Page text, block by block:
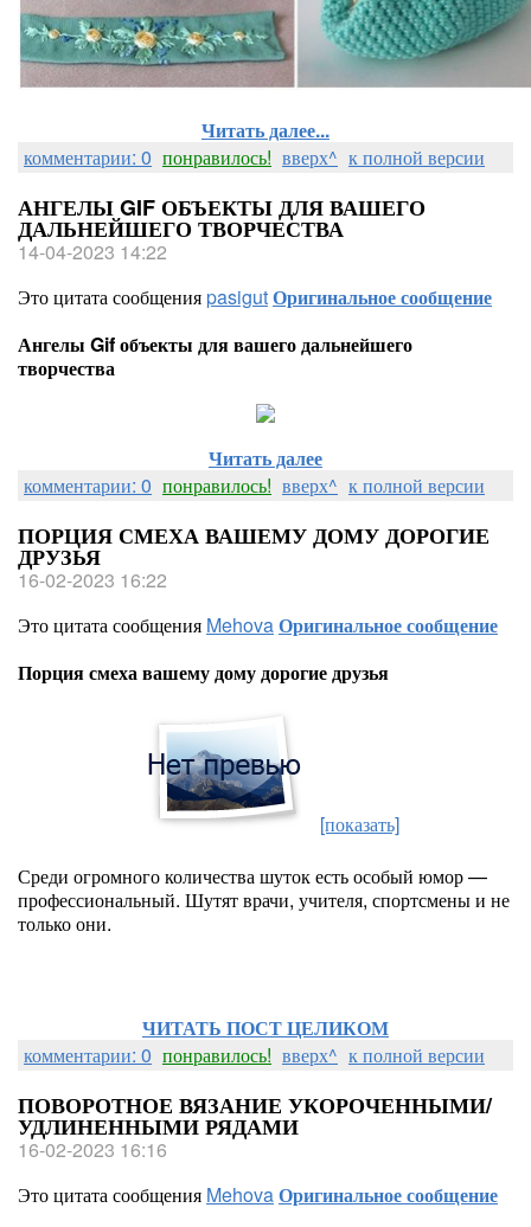
Читать далее...
комментарии: 0 понравилось! вверх^ к полной версии
АНГЕЛЫ GIF ОБЪЕКТЫ ДЛЯ ВАШЕГО
ДАЛЬНЕЙШЕГО ТВОРЧЕСТВА
14-04-2023 14:22
Это цитата сообщенияpasigutОригинальное сообщение
Ангелы Gif объекты для вашего дальнейшего
творчества
Читать далее
комментарии: 0 понравилось! вверх^ к полной версии
ПОРЦИЯ СМЕХА ВАШЕМУ ДОМУ ДОРОГИЕ
ДРУЗЬЯ
16-02-2023 16:22
Это цитата сообщения MehovaОригинальное сообщение
Порция смеха вашему дому дорогие друзья
[показать]
Среди огромного количества шуток есть особый юмор —
профессиональный. Шутят врачи, учителя, спортсмены и не
только они.
ЧИТАТЬ ПОСТ ЦЕЛИКОМ
комментарии: 0 понравилось! вверх^ к полной версии
ПОВОРОТНОЕ ВЯЗАНИЕ УКОРОЧЕННЫМИ/
УДЛИНЕННЫМИ РЯДАМИ
16-02-2023 16:16
Это цитата сообщения MehovaОригинальное сообщение